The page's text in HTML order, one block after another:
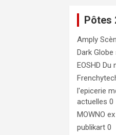
Pôtes
Amply
Dark Globe
EOSHD Du
l'epicerie
actuelles 0
MOWNO
publikart 0